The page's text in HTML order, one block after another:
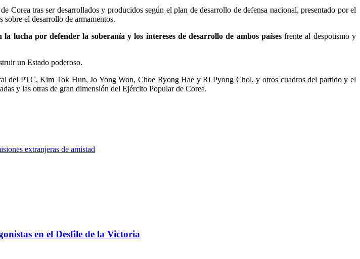
Corea tras ser desarrollados y producidos según el plan de desarrollo de defensa nacional, presentado por el
el desarrollo de armamentos.
la lucha por defender la soberanía y los intereses de desarrollo de ambos paísesfrente al despotismo y
un Estado poderoso.
del PTC, Kim Tok Hun, Jo Yong Won, Choe Ryong Hae y Ri Pyong Chol, y otros cuadros del partido y el
y las otras de gran dimensión del Ejército Popular de Corea.
extranjeras de amistad
en el Desfile de la Victoria